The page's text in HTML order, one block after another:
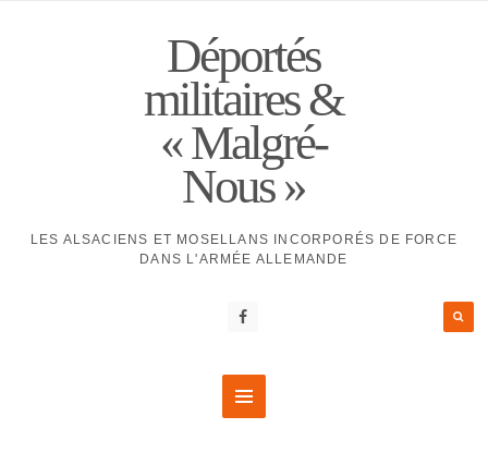
Déportés
militaires &
« Malgré-
Nous »
LES ALSACIENS ET MOSELLANS INCORPORÉS DE FORCE
DANS L'ARMÉE ALLEMANDE